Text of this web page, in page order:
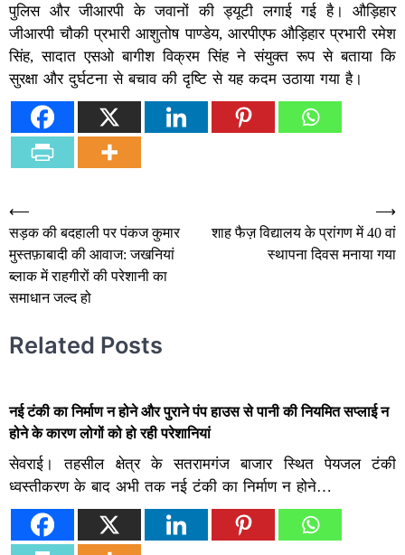
पुलिस और जीआरपी के जवानों की ड्यूटी लगाई गई है। औड़िहार
जीआरपी चौकी प्रभारी आशुतोष पाण्डेय, आरपीएफ औड़िहार प्रभारी रमेश
सिंह, सादात एसओ बागीश विक्रम सिंह ने संयुक्त रूप से बताया कि
सुरक्षा और दुर्घटना से बचाव की दृष्टि से यह कदम उठाया गया है।
Post
navigation
⟵
सड़क की बदहाली पर पंकज कुमार
मुस्तफ़ाबादी की आवाज: जखनियां
ब्लाक में राहगीरों की परेशानी का
समाधान जल्द हो
शाह फैज़ विद्यालय के प्रांगण में 40 वां
स्थापना दिवस मनाया गया
⟶
Related Posts
नई टंकी का निर्माण न होने और पुराने पंप हाउस से पानी की नियमित सप्लाई न
होने के कारण लोगों को हो रही परेशानियां
सेवराई। तहसील क्षेत्र के सतरामगंज बाजार स्थित पेयजल टंकी
ध्वस्तीकरण के बाद अभी तक नई टंकी का निर्माण न होने…